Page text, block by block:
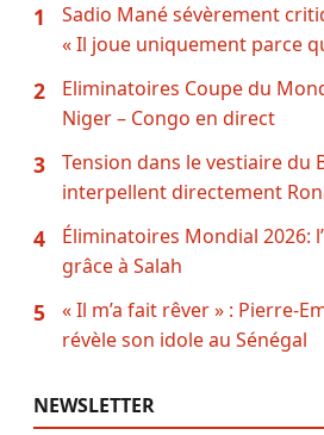
1
Sadio Mané sévèrement
« Il joue uniquement parce
2
Eliminatoires Coupe du
Niger – Congo en direct
3
Tension dans le vestiaire du
interpellent directement
4
Éliminatoires Mondial 2026:
grâce à Salah
5
« Il m’a fait rêver » : Pierre-
révèle son idole au Sénégal
NEWSLETTER